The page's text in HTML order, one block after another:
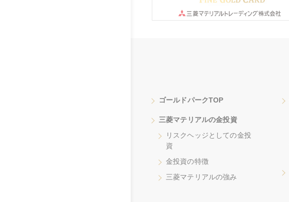
ゴールドパークTOP
三菱マテリアルの金投資
リスクヘッジとしての金投
資
金投資の特徴
三菱マテリアルの強み